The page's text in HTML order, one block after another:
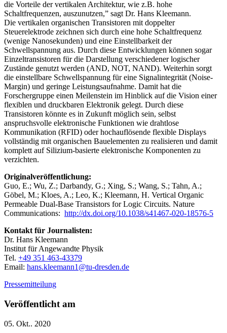
die Vorteile der vertikalen Architektur, wie z.B. hohe
Schaltfrequenzen, auszunutzen,” sagt Dr. Hans Kleemann.
Die vertikalen organischen Transistoren mit doppelter
Steuerelektrode zeichnen sich durch eine hohe Schaltfrequenz
(wenige Nanosekunden) und eine Einstellbarkeit der
Schwellspannung aus. Durch diese Entwicklungen können sogar
Einzeltransistoren für die Darstellung verschiedener logischer
Zustände genutzt werden (AND, NOT, NAND). Weiterhin sorgt
die einstellbare Schwellspannung für eine Signalintegrität (Noise-
Margin) und geringe Leistungsaufnahme. Damit hat die
Forschergruppe einen Meilenstein im Hinblick auf die Vision einer
flexiblen und druckbaren Elektronik gelegt. Durch diese
Transistoren könnte es in Zukunft möglich sein, selbst
anspruchsvolle elektronische Funktionen wie drahtlose
Kommunikation (RFID) oder hochauflösende flexible Displays
vollständig mit organischen Bauelementen zu realisieren und damit
komplett auf Silizium-basierte elektronische Komponenten zu
verzichten.
Originalveröffentlichung:
Guo, E.; Wu, Z.; Darbandy, G.; Xing, S.; Wang, S.; Tahn, A.;
Göbel, M.; Kloes, A.; Leo, K.; Kleemann, H. Vertical Organic
Permeable Dual-Base Transistors for Logic Circuits. Nature
Communications: http://dx.doi.org/10.1038/s41467-020-18576-5
Kontakt für Journalisten:
Dr. Hans Kleemann
Institut für Angewandte Physik
Tel. +49 351 463-43379
Email: hans.kleemann1@​tu-dresden.de
Pressemitteilung
Veröffentlicht am
05. Okt.. 2020